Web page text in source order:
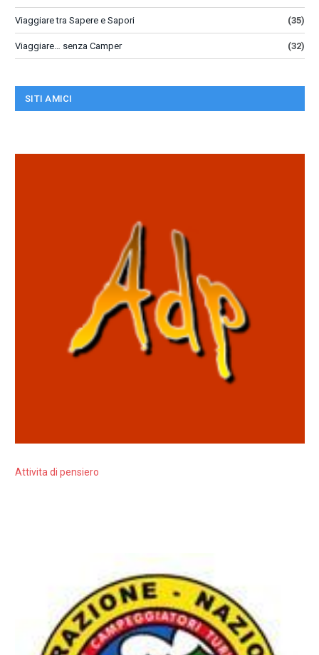
Viaggiare tra Sapere e Sapori (35)
Viaggiare… senza Camper (32)
SITI AMICI
Attivita di pensiero